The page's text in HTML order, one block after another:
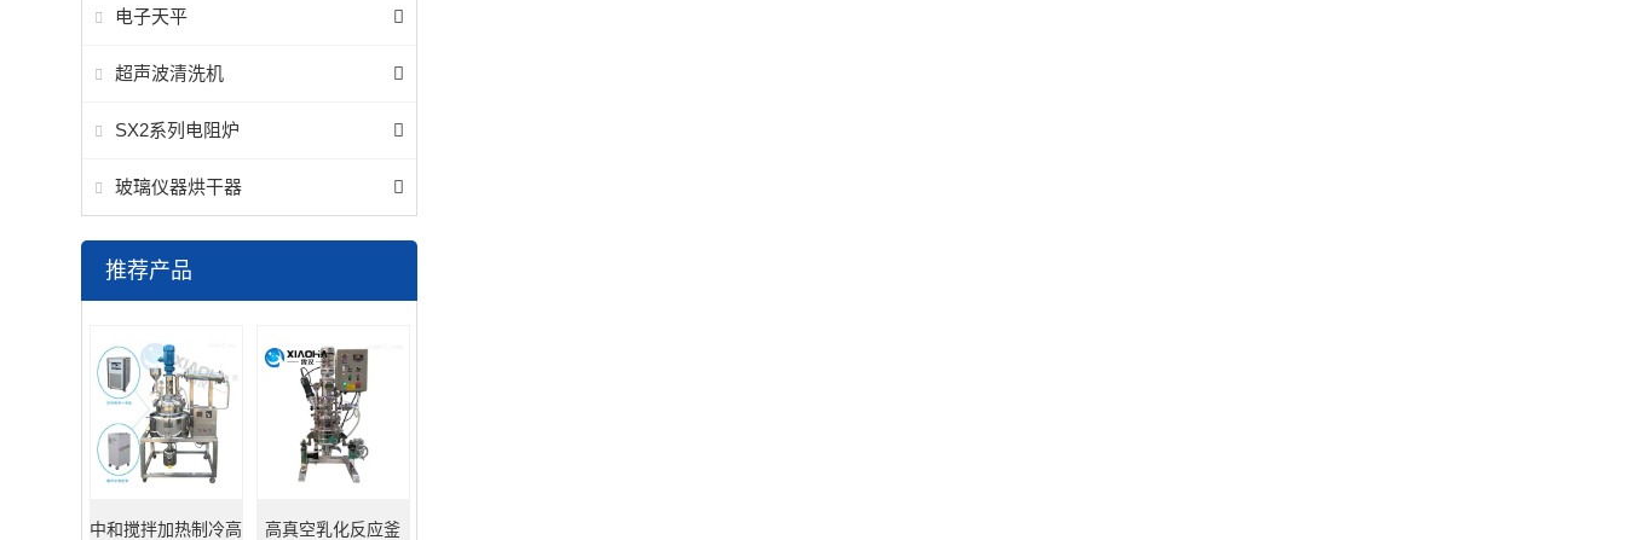
电子天平
超声波清洗机
SX2系列电阻炉
玻璃仪器烘干器
推荐产品
中和搅拌加热制冷高 高真空乳化反应釜